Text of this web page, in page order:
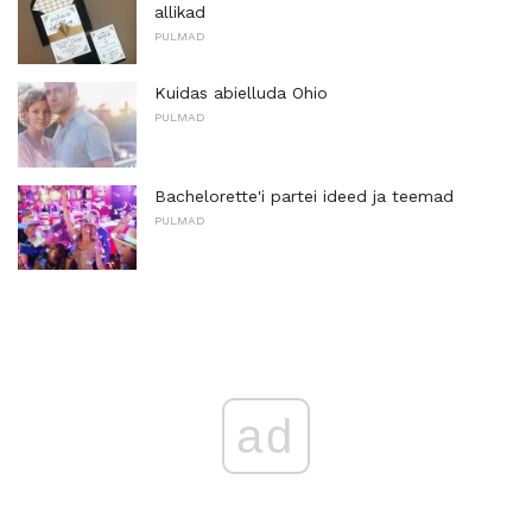
allikad
PULMAD
Kuidas abielluda Ohio
PULMAD
Bachelorette'i partei ideed ja teemad
PULMAD
ad